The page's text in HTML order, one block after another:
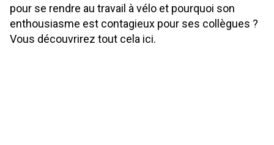
pour se rendre au travail à vélo et pourquoi son
enthousiasme est contagieux pour ses collègues ?
Vous découvrirez tout cela ici.